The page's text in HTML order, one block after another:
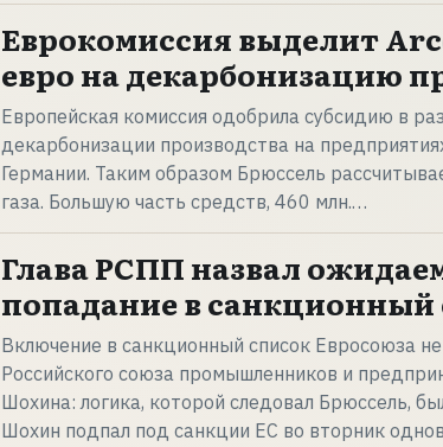
Еврокомиссия выделит
евро на декарбонизацию
Европейская комиссия одобрила субсидию в
декарбонизации производства на
Германии. Таким образом Брюссель
газа. Большую часть средств, 460 млн.…
Глава РСПП назвал
попадание в санкционный
Включение в санкционный список Евросоюза
Российского союза промышленников и
Шохина: логика, которой следовал Брюссель,
Шохин подпал под санкции ЕС во вторник